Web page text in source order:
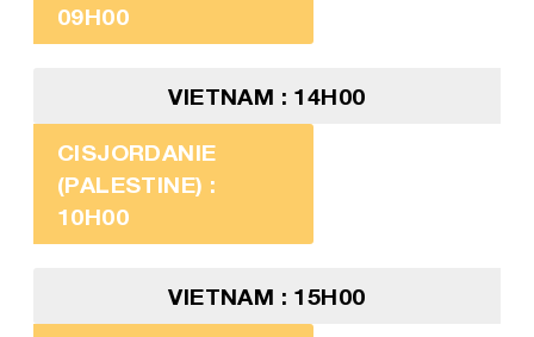
09H00
VIETNAM : 14H00
CISJORDANIE
(PALESTINE) :
10H00
VIETNAM : 15H00